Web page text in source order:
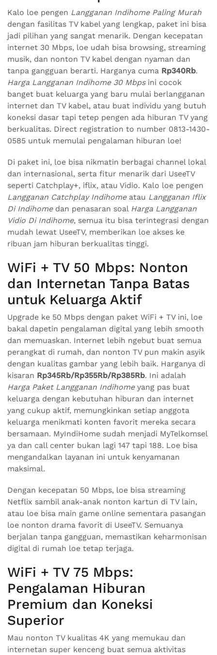
Kalo loe pengen Langganan Indihome Paling Murah
dengan fasilitas TV kabel yang lengkap, paket ini bisa
jadi pilihan yang sangat menarik. Dengan kecepatan
internet 30 Mbps, loe udah bisa browsing, streaming
musik, dan nonton TV kabel dengan nyaman dan
tanpa gangguan berarti. Harganya cuma Rp340Rb.
Harga Langganan Indihome 30 Mbpsini cocok
banget buat keluarga yang baru mulai berlangganan
internet dan TV kabel, atau buat individu yang butuh
koneksi dasar tapi tetep pengen ada hiburan TV yang
berkualitas. Direct registration to number 0813-1430-
0585 untuk memulai pengalaman hiburan loe!
Di paket ini, loe bisa nikmatin berbagai channel lokal
dan internasional, serta fitur menarik dari UseeTV
seperti Catchplay+, iflix, atau Vidio. Kalo loe pengen
Langganan Catchplay Indihomeatau Langganan Iflix
Di Indihomedan penasaran soal Harga Langganan
Vidio Di Indihome, semua itu bisa terintegrasi dengan
mudah lewat UseeTV, memberikan loe akses ke
ribuan jam hiburan berkualitas tinggi.
WiFi + TV 50 Mbps: Nonton
dan Internetan Tanpa Batas
untuk Keluarga Aktif
Upgrade ke 50 Mbps dengan paket WiFi + TV ini, loe
bakal dapetin pengalaman digital yang lebih smooth
dan memuaskan. Internet lebih ngebut buat semua
perangkat di rumah, dan nonton TV pun makin asyik
dengan kualitas gambar yang lebih baik. Harganya di
kisaran Rp345Rb/Rp355Rb/Rp385Rb. Ini adalah
Harga Paket Langganan Indihomeyang pas buat
keluarga dengan kebutuhan hiburan dan internet
yang cukup aktif, memungkinkan setiap anggota
keluarga menikmati konten favorit mereka secara
bersamaan. MyIndiHome sudah menjadi MyTelkomsel
ya dan call center bukan lagi 147 tapi 188. Loe bisa
mengandalkan layanan ini untuk kenyamanan
maksimal.
Dengan kecepatan 50 Mbps, loe bisa streaming
Netflix sambil anak-anak nonton kartun di TV lain,
atau loe bisa main game online sementara pasangan
loe nonton drama favorit di UseeTV. Semuanya
berjalan tanpa gangguan, memastikan keharmonisan
digital di rumah loe tetap terjaga.
WiFi + TV 75 Mbps:
Pengalaman Hiburan
Premium dan Koneksi
Superior
Mau nonton TV kualitas 4K yang memukau dan
internetan super kenceng buat semua aktivitas